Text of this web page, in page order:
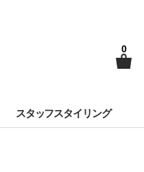
0
スタッフスタイリング